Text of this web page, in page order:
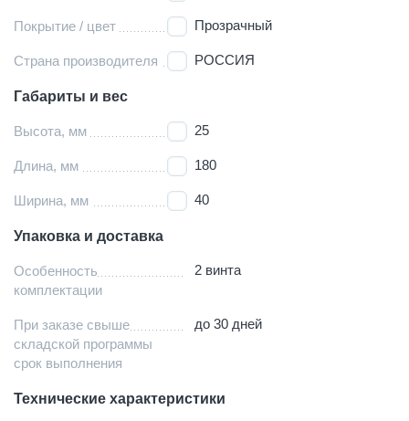
Покрытие / цвет Прозрачный
Страна производителя РОССИЯ
Габариты и вес
Высота, мм 25
Длина, мм 180
Ширина, мм 40
Упаковка и доставка
Особенность
комплектации
2 винта
При заказе свыше
складской программы
срок выполнения
до 30 дней
Технические характеристики